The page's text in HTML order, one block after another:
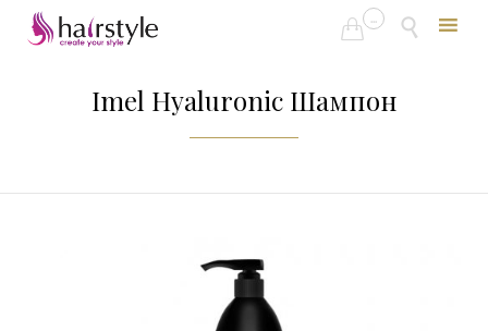
 ...

to
Imel Hyaluronic Шампон